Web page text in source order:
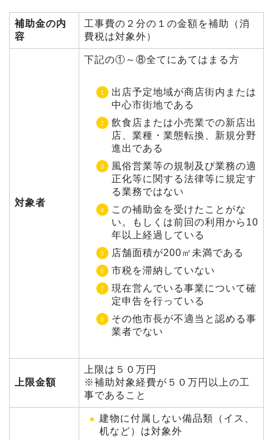
補助金の内
容
工事費の２分の１の金額を補助（消
費税は対象外）
対象者
下記の①～⑧全てにあてはまる方
出店予定地域が商店街内または
中心市街地である
飲食店または小売業での新店出
店、業種・業態転換、新規分野
進出である
風俗営業等の規制及び業務の適
正化等に関する法律等に規定す
る業務ではない
この補助金を受けたことがな
い。もしくは前回の利用から10
年以上経過している
店舗面積が200㎡未満である
市税を滞納していない
現在営んでいる事業について確
定申告を行っている
その他市長が不適当と認める事
業者でない
上限金額
上限は５０万円
※補助対象経費が５０万円以上の工
事であること
建物に付属しない備品類（イス、
机など）は対象外